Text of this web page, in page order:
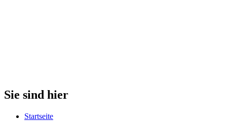
Sie sind hier
Startseite